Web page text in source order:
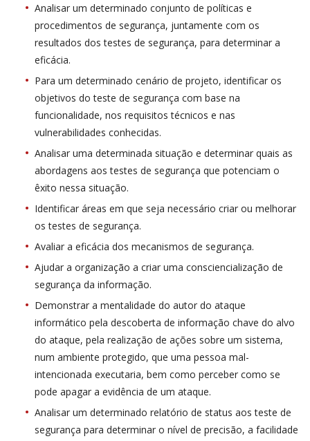
Analisar um determinado conjunto de políticas e
procedimentos de segurança, juntamente com os
resultados dos testes de segurança, para determinar a
eficácia.
Para um determinado cenário de projeto, identificar os
objetivos do teste de segurança com base na
funcionalidade, nos requisitos técnicos e nas
vulnerabilidades conhecidas.
Analisar uma determinada situação e determinar quais as
abordagens aos testes de segurança que potenciam o
êxito nessa situação.
Identificar áreas em que seja necessário criar ou melhorar
os testes de segurança.
Avaliar a eficácia dos mecanismos de segurança.
Ajudar a organização a criar uma consciencialização de
segurança da informação.
Demonstrar a mentalidade do autor do ataque
informático pela descoberta de informação chave do alvo
do ataque, pela realização de ações sobre um sistema,
num ambiente protegido, que uma pessoa mal-
intencionada executaria, bem como perceber como se
pode apagar a evidência de um ataque.
Analisar um determinado relatório de status aos teste de
segurança para determinar o nível de precisão, a facilidade